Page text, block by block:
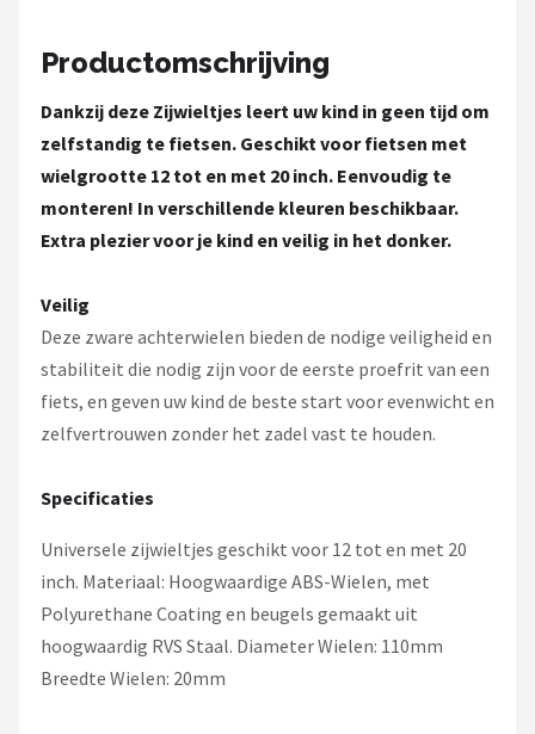
Productomschrijving
Dankzij deze Zijwieltjes leert uw kind in geen tijd om
zelfstandig te fietsen. Geschikt voor fietsen met
wielgrootte 12 tot en met 20 inch. Eenvoudig te
monteren! In verschillende kleuren beschikbaar.
Extra plezier voor je kind en veilig in het donker.
Veilig
Deze zware achterwielen bieden de nodige veiligheid en
stabiliteit die nodig zijn voor de eerste proefrit van een
fiets, en geven uw kind de beste start voor evenwicht en
zelfvertrouwen zonder het zadel vast te houden.
Specificaties
Universele zijwieltjes geschikt voor 12 tot en met 20
inch. Materiaal: Hoogwaardige ABS-Wielen, met
Polyurethane Coating en beugels gemaakt uit
hoogwaardig RVS Staal. Diameter Wielen: 110mm
Breedte Wielen: 20mm